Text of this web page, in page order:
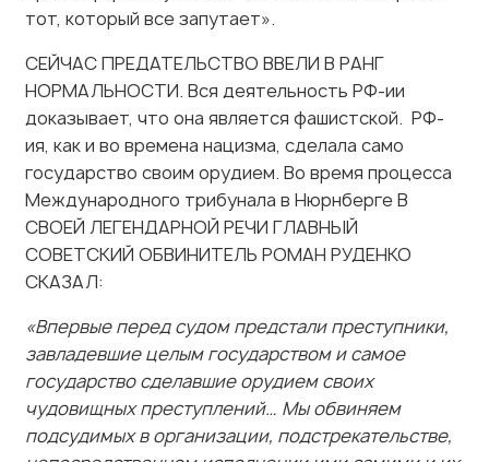
СЕЙЧАС ПРЕДАТЕЛЬСТВО ВВЕЛИ В РАНГ
НОРМАЛЬНОСТИ. Вся деятельность РФ-ии
доказывает, что она является фашистской. РФ-
ия, как и во времена нацизма, сделала само
государство своим орудием. Во время процесса
Международного трибунала в Нюрнберге В
СВОЕЙ ЛЕГЕНДАРНОЙ РЕЧИ ГЛАВНЫЙ
СОВЕТСКИЙ ОБВИНИТЕЛЬ РОМАН РУДЕНКО
СКАЗАЛ:
«Впервые перед судом предстали преступники,
государство сделавшие орудием своих
чудовищных преступлений… Мы обвиняем
подсудимых в организации, подстрекательстве,
непосредственном исполнении ими самими и их
агентами преступного заговорщического плана.